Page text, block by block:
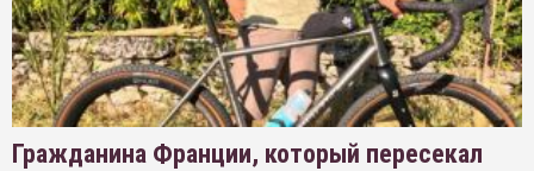
Гражданина Франции, который пересекал